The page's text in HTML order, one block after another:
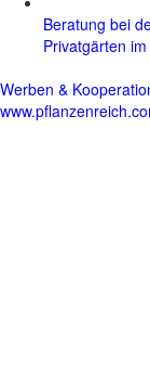
Beratung bei
Privatgärten
Werben &